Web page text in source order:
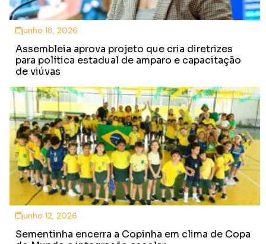
junho 18, 2026
Assembleia aprova projeto que cria diretrizes
para política estadual de amparo e capacitação
de viúvas
junho 12, 2026
Sementinha encerra a Copinha em clima de Copa